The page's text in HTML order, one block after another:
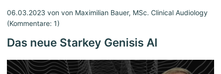
06.03.2023 von von Maximilian Bauer, MSc. Clinical Audiology
(Kommentare: 1)
Das neue Starkey Genisis AI